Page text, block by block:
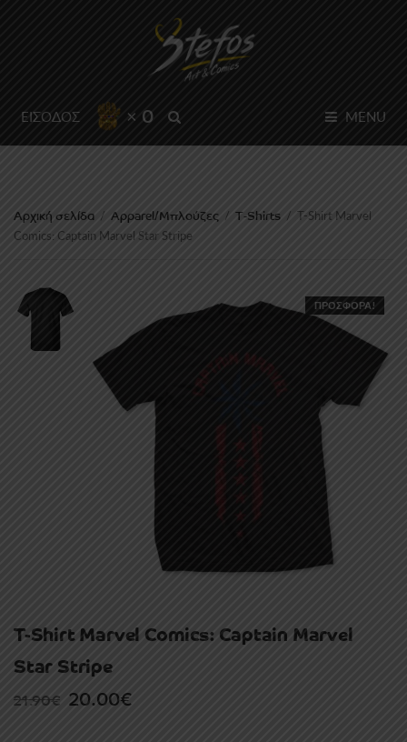
ΕΙΣΟΔΟΣ × 0 MENU
Αρχική σελίδα / Apparel/Μπλούζες / T-Shirts / T-Shirt Marvel
Comics: Captain Marvel Star Stripe
ΠΡΟΣΦΟΡΆ!
T-Shirt Marvel Comics: Captain Marvel
Star Stripe
21.90€ Original
20.00€Current